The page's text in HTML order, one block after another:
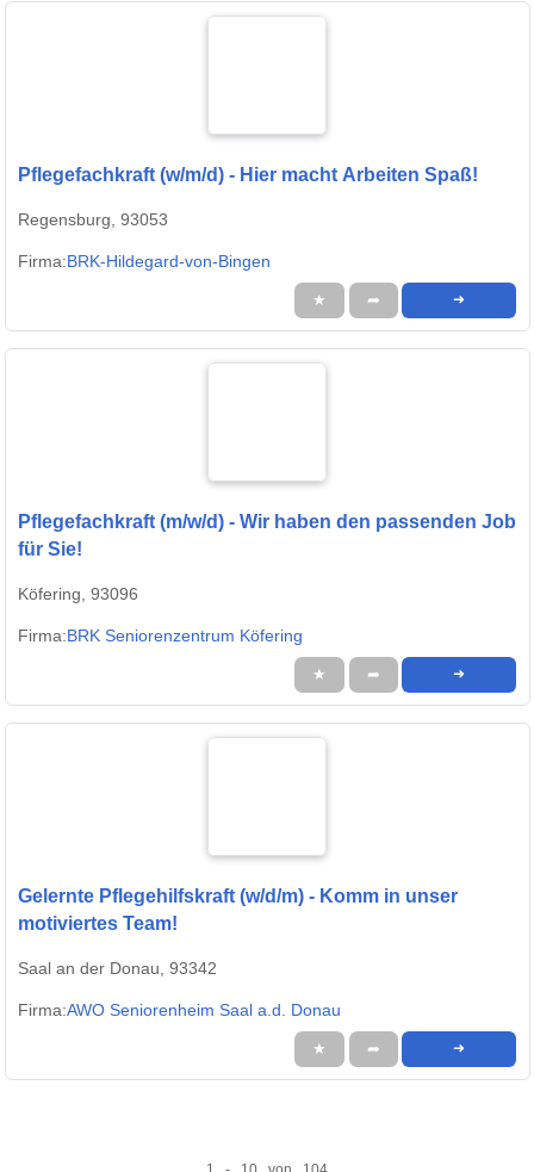
Pflegefachkraft (w/m/d) - Hier macht Arbeiten Spaß!
Regensburg, 93053
Firma:BRK-Hildegard-von-Bingen
★ ➦ ➜
Pflegefachkraft (m/w/d) - Wir haben den passenden Job
für Sie!
Köfering, 93096
Firma:BRK Seniorenzentrum Köfering
★ ➦ ➜
Gelernte Pflegehilfskraft (w/d/m) - Komm in unser
motiviertes Team!
Saal an der Donau, 93342
Firma:AWO Seniorenheim Saal a.d. Donau
★ ➦ ➜